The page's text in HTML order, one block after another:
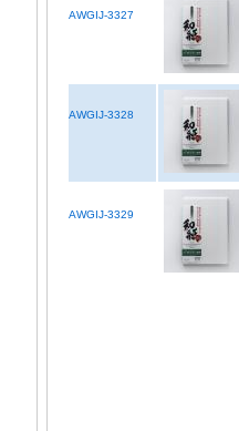
AWGIJ-3327
AWGIJ-3328
AWGIJ-3329